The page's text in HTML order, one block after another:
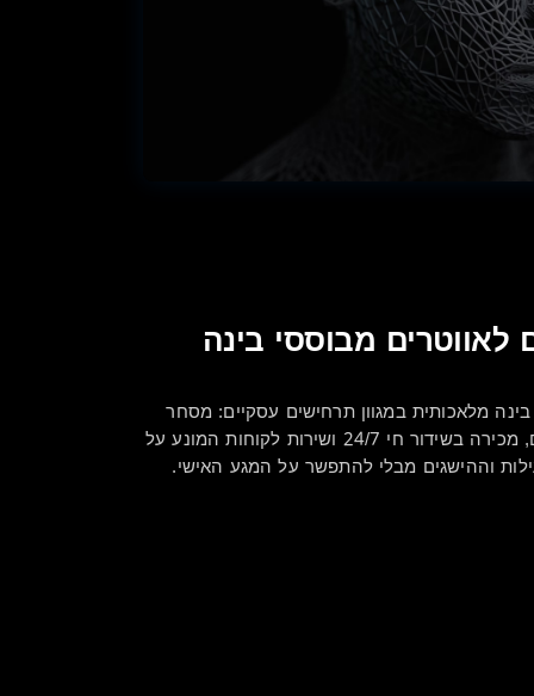
לאווטרים מבוססי בינה
מלאכותית במגוון תרחישים עסקיים: מסחר
אלקטרוני באמצעות סרטונים קצרים, מכירה בשידור חי 24/7 ושירות לקוחות המונע על
וההישגים מבלי להתפשר על המגע האישי.